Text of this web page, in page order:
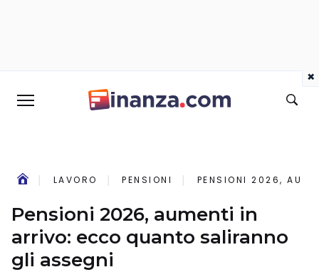
LAVORO PENSIONI PENSIONI 2026,
Pensioni 2026, aumenti in
arrivo: ecco quanto saliranno
gli assegni
×